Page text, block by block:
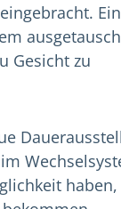
Gesicht zu
haben,